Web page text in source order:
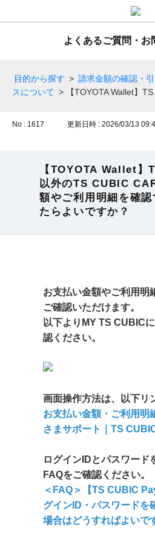
よくあるご質問・お
目的から探す > 請求金額の確認・
スについて > 【TOYOTA Wallet】TS...
No : 1617 更新日時 : 2026/03/13
【TOYOTA Wallet
以外のTS CUBIC
額やご利用明細を確認
たらよいですか？
お支払い金額やご利用明
ご確認いただけます。
以下よりMY TS CUBIC
認ください。
画面操作方法は、以下リ
お支払い金額・ご利用明
さまサポート｜TS
ログインIDとパスワード
FAQをご確認ください。
＜FAQ＞【TS CUBIC
グインID・パスワードを
場合はどうすればよいで